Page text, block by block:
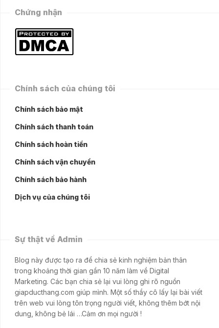
Chứng nhận
Chính sách của chúng tôi
Chính sách bảo mật
Chính sách thanh toán
Chính sách hoàn tiền
Chính sách vận chuyển
Chính sách bảo hành
Dịch vụ của chúng tôi
Sự thật về Admin
Blog này được tạo ra để chia sẻ kinh nghiệm bản thân
trong khoảng thời gian gần 10 năm làm về Digital
Marketing. Các bạn chia sẻ lại vui lòng ghi rõ nguồn
giapducthang.com giúp mình. Một số thầy cô lấy lại bài viết
trên web vui lòng tôn trọng người viết, không thêm bớt nội
dung, không bẻ lái …Cảm ơn mọi người !